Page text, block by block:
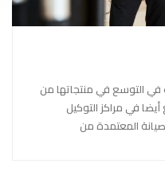
التوسع في منتجاتها من
أيضا في مراكز التوكيل
المعتمدة من